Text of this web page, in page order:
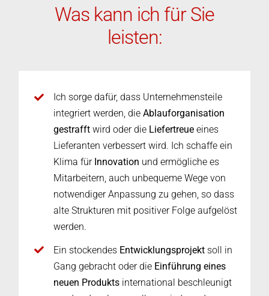
Was kann ich für Sie
leisten:
Ich sorge dafür, dass Unternehmensteile
integriert werden, dieAblauforganisation
gestrafft wird oder die Liefertreue eines
Lieferanten verbessert wird. Ich schaffe ein
Klima für Innovation und ermögliche es
Mitarbeitern, auch unbequeme Wege von
notwendiger Anpassung zu gehen, so dass
alte Strukturen mit positiver Folge aufgelöst
werden.
Ein stockendes Entwicklungsprojekt soll in
Gang gebracht oder die Einführung eines
neuen Produkts international beschleunigt